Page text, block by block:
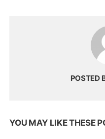
POSTED
YOU MAY LIKE THESE